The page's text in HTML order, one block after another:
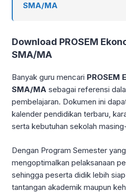
SMA/MA
Download PROSEM
SMA/MA
Banyak guru mencari PROSEM
SMA/MA sebagai referensi
pembelajaran. Dokumen ini
kalender pendidikan terbaru,
serta kebutuhan sekolah
Dengan Program Semester
mengoptimalkan pelaksanaan
sehingga peserta didik lebih
tantangan akademik maupun